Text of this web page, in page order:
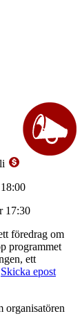
17:30
föredrag om
programmet
ett
Skicka epost
organisatören